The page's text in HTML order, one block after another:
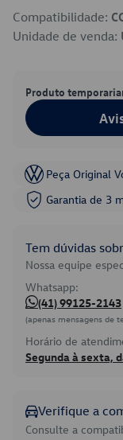
Compatibilidade:
Unidade de venda:
Produto
Peça Original
Garantia de 3
Tem dúvidas
Nossa equipe
Whatsapp:
(41) 99125-2143
(apenas mensagens de
Horário de
Segunda à sexta,
Verifique a
Consulte a